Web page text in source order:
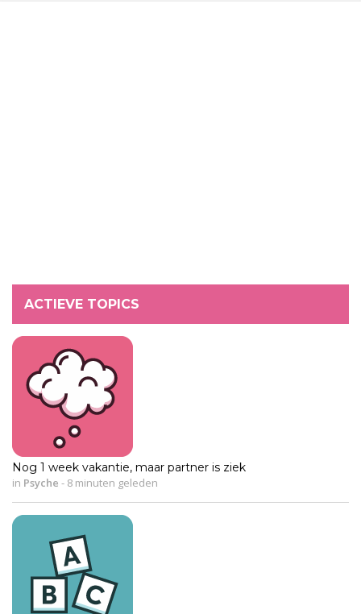
ACTIEVE TOPICS
Nog 1 week vakantie, maar partner is ziek
in Psyche - 8 minuten geleden